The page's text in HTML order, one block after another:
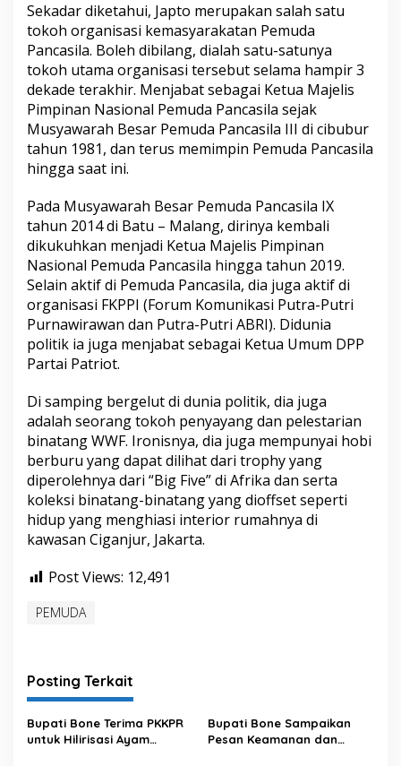
Sekadar diketahui, Japto merupakan salah satu
tokoh organisasi kemasyarakatan Pemuda
Pancasila. Boleh dibilang, dialah satu-satunya
tokoh utama organisasi tersebut selama hampir 3
dekade terakhir. Menjabat sebagai Ketua Majelis
Pimpinan Nasional Pemuda Pancasila sejak
Musyawarah Besar Pemuda Pancasila III di cibubur
tahun 1981, dan terus memimpin Pemuda Pancasila
hingga saat ini.
Pada Musyawarah Besar Pemuda Pancasila IX
tahun 2014 di Batu – Malang, dirinya kembali
dikukuhkan menjadi Ketua Majelis Pimpinan
Nasional Pemuda Pancasila hingga tahun 2019.
Selain aktif di Pemuda Pancasila, dia juga aktif di
organisasi FKPPI (Forum Komunikasi Putra-Putri
Purnawirawan dan Putra-Putri ABRI). Didunia
politik ia juga menjabat sebagai Ketua Umum DPP
Partai Patriot.
Di samping bergelut di dunia politik, dia juga
adalah seorang tokoh penyayang dan pelestarian
binatang WWF. Ironisnya, dia juga mempunyai hobi
berburu yang dapat dilihat dari trophy yang
diperolehnya dari “Big Five” di Afrika dan serta
koleksi binatang-binatang yang dioffset seperti
hidup yang menghiasi interior rumahnya di
kawasan Ciganjur, Jakarta.
Post Views: 12,491
PEMUDA
Posting Terkait
Bupati Bone Terima PKKPR
untuk Hilirisasi Ayam
Bupati Bone Sampaikan
Pesan Keamanan dan